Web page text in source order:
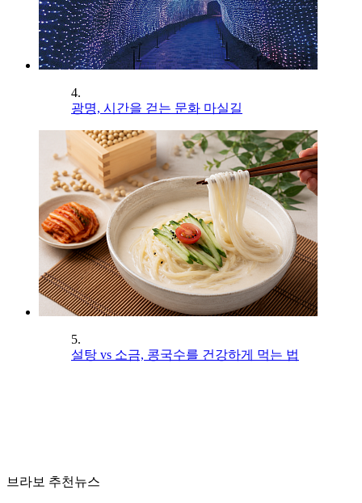
4.
광명, 시간을 걷는 문화 마실길
5.
설탕 vs 소금, 콩국수를 건강하게 먹는 법
브라보 추천뉴스